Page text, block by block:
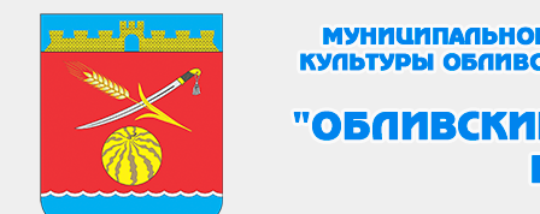
Перейти
содержимому